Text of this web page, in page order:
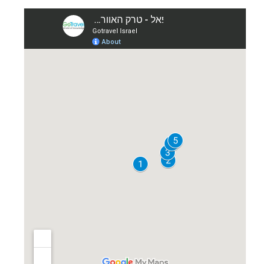
תכנוןטיולים לפולינזיה הצרפתיתלחצו לפרטים »
טיולים לאוסטרליה וניו זילנד לחצו לרשימת